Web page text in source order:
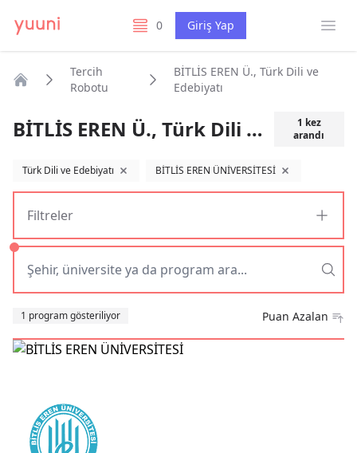
0
listelerim Giriş Yap
Tercih
Robotu
BİTLİS EREN Ü., Türk Dili ve
Edebiyatı
BİTLİS EREN Ü., Türk Dili ve Edebiyatı 1 kez
arandı
Türk Dili ve Edebiyatı filtreyi kaldırBİTLİS EREN ÜNİVERSİTESİ filtreyi kaldır
Filtreler
1 program gösteriliyor Puan Azalan